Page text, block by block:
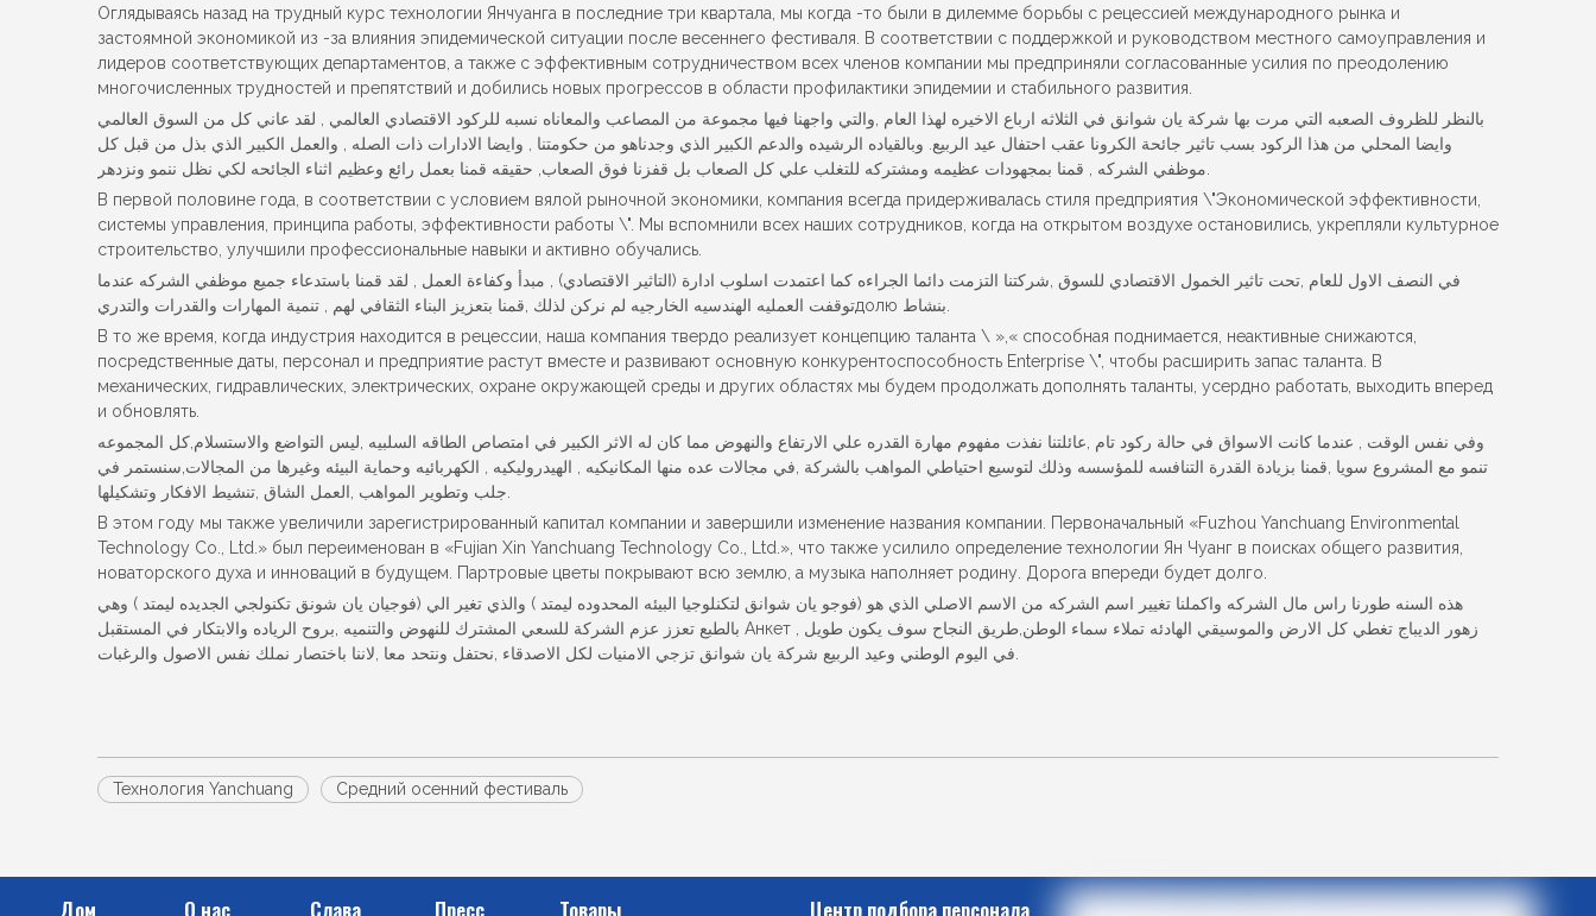
Оглядываясь назад на трудный курс технологии Янчуанга в последние три квартала, мы когда -то были в дилемме борьбы с рецессией международного рынка и
застоямной экономикой из -за влияния эпидемической ситуации после весеннего фестиваля. В соответствии с поддержкой и руководством местного самоуправления и
лидеров соответствующих департаментов, а также с эффективным сотрудничеством всех членов компании мы предприняли согласованные усилия по преодолению
многочисленных трудностей и препятствий и добились новых прогрессов в области профилактики эпидемии и стабильного развития.
بالنظر للظروف الصعبه التي مرت بها شركة يان شوانق في الثلاثه ارباع الاخيره لهذا العام ,والتي واجهنا فيها مجموعة من المصاعب والمعاناه نسبه للركود الاقتصادي العالمي , لقد عاني كل من السوق العالمي
وايضا المحلي من هذا الركود بسب تاثير جائحة الكرونا عقب احتفال عيد الربيع. وبالقياده الرشيده والدعم الكبير الذي وجدناهو من حكومتنا , وايضا الادارات ذات الصله , والعمل الكبير الذي بذل من قبل كل
В первой половине года, в соответствии с условием вялой рыночной экономики, компания всегда придерживалась стиля предприятия \"Экономической эффективности,
системы управления, принципа работы, эффективности работы \". Мы вспомнили всех наших сотрудников, когда на открытом воздухе остановились, укрепляли культурное
строительство, улучшили профессиональные навыки и активно обучались.
في النصف الاول للعام ,تحت تاثير الخمول الاقتصادي للسوق ,شركتنا التزمت دائما الجراءه كما اعتمدت اسلوب ادارة (التاثير الاقتصادي) , مبدأ وكفاءة العمل , لقد قمنا باستدعاء جميع موظفي الشركه عندما
В то же время, когда индустрия находится в рецессии, наша компания твердо реализует концепцию таланта \ »,« способная поднимается, неактивные снижаются,
посредственные даты, персонал и предприятие растут вместе и развивают основную конкурентоспособность Enterprise \", чтобы расширить запас таланта. В
механических, гидравлических, электрических, охране окружающей среды и других областях мы будем продолжать дополнять таланты, усердно работать, выходить вперед
и обновлять.
وفي نفس الوقت , عندما كانت الاسواق في حالة ركود تام ,عائلتنا نفذت مفهوم مهارة القدره علي الارتفاع والنهوض مما كان له الاثر الكبير في امتصاص الطاقه السلبيه ,ليس التواضع والاستسلام,كل المجموعه
تنمو مع المشروع سويا ,قمنا بزيادة القدرة التنافسه للمؤسسه وذلك لتوسيع احتياطي المواهب بالشركة ,في مجالات عده منها المكانيكيه , الهيدروليكيه , الكهربائيه وحماية البيئه وغيرها من المجالات,سنستمر في
В этом году мы также увеличили зарегистрированный капитал компании и завершили изменение названия компании. Первоначальный «Fuzhou Yanchuang Environmental
Technology Co., Ltd.» был переименован в «Fujian Xin Yanchuang Technology Co., Ltd.», что также усилило определение технологии Ян Чуанг в поисках общего развития,
новаторского духа и инноваций в будущем. Партровые цветы покрывают всю землю, а музыка наполняет родину. Дорога впереди будет долго.
هذه السنه طورنا راس مال الشركه واكملنا تغيير اسم الشركه من الاسم الاصلي الذي هو (فوجو يان شوانق لتكنلوجيا البيئه المحدوده ليمتد ) والذي تغير الي (فوجيان يان شونق تكنولجي الجديده ليمتد ) وهي
بالطبع تعزز عزم الشركة للسعي المشترك للنهوض والتنميه ,بروح الرياده والابتكار في المستقبل Анкет زهور الديباج تغطي كل الارض والموسيقي الهادئه تملاء سماء الوطن,طريق النجاح سوف يكون طويل ,
Технология Yanchuang Средний осенний фестиваль
Дом О нас Слава Пресс Товары Центр подбора персонала